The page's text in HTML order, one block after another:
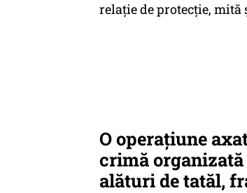
relație de protecție, mită
O operațiune
crimă
alături de tatăl,